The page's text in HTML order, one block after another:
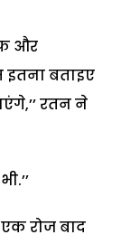
और
बताइए
रतन ने
एक रोज बाद